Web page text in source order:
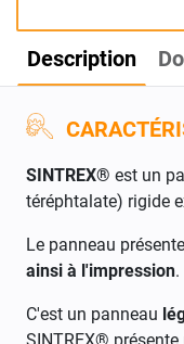
Description
SINTREX® est un
téréphtalate) rigide
Le panneau
ainsi à l'impression.
C'est un panneau